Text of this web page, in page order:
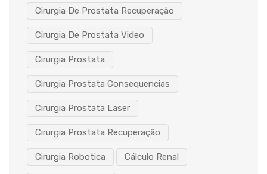
Cirurgia De Prostata Recuperação
Cirurgia De Prostata Video
Cirurgia Prostata
Cirurgia Prostata Consequencias
Cirurgia Prostata Laser
Cirurgia Prostata Recuperação
Cirurgia Robotica Cálculo Renal